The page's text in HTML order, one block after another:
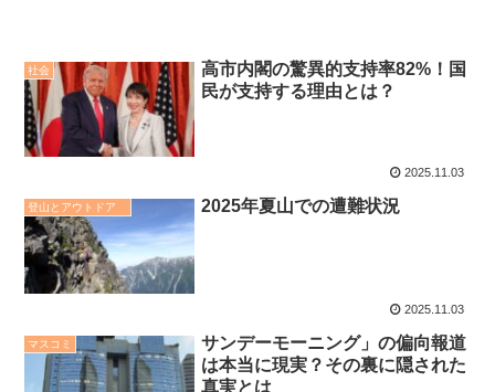
社会
高市内閣の驚異的支持率82%！国
民が支持する理由とは？
2025.11.03
登山とアウトドア 2025年夏山での遭難状況
2025.11.03
マスコミ
サンデーモーニング」の偏向報道
は本当に現実？その裏に隠された
真実とは